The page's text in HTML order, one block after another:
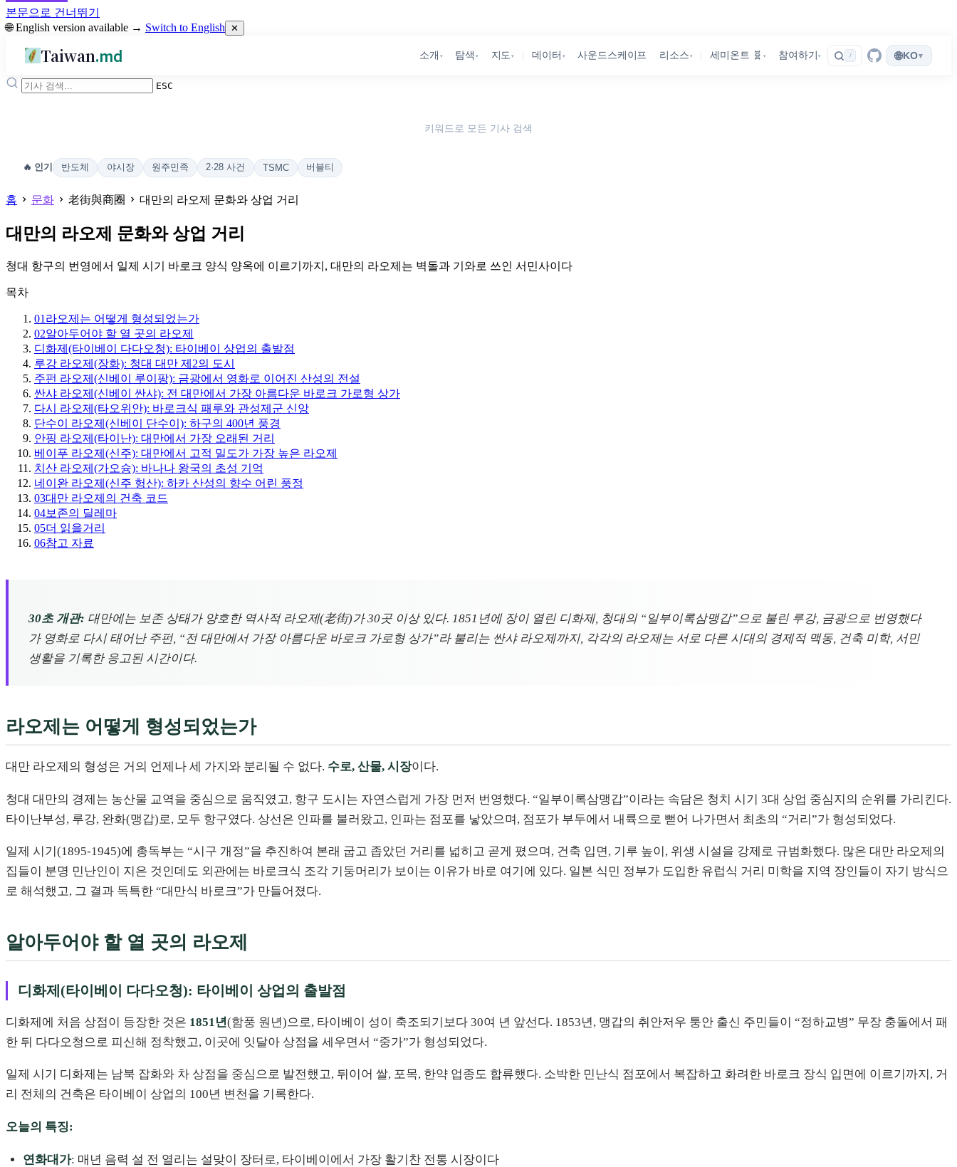
본문으로 건너뛰기
🌐 English version available → Switch to English ✕
Taiwan.md 소개 ▾ 탐색 ▾ 지도 ▾ 데이터 ▾ 사운드스케이프 리소스 ▾ 세미온트 🧬 ▾ 참여하기 ▾ / 🌐KO▾
ESC
키워드로 모든 기사 검색
🔥 인기 반도체 야시장 원주민족 2·28 사건 TSMC 버블티
홈 문화 老街與商圈 대만의 라오제 문화와 상업 거리
대만의 라오제 문화와 상업 거리
청대 항구의 번영에서 일제 시기 바로크 양식 양옥에 이르기까지, 대만의 라오제는 벽돌과 기와로 쓰인 서민사이다
목차
01 라오제는 어떻게 형성되었는가
02알아두어야 할 열 곳의 라오제
디화제(타이베이 다다오청): 타이베이 상업의 출발점
루강 라오제(장화): 청대 대만 제2의 도시
주펀 라오제(신베이 루이팡): 금광에서 영화로 이어진 산성의 전설
싼샤 라오제(신베이 싼샤): 전 대만에서 가장 아름다운 바로크 가로형 상가
다시 라오제(타오위안): 바로크식 패루와 관성제군 신앙
단수이 라오제(신베이 단수이): 하구의 400년 풍경
안핑 라오제(타이난): 대만에서 가장 오래된 거리
베이푸 라오제(신주): 대만에서 고적 밀도가 가장 높은 라오제
치산 라오제(가오슝): 바나나 왕국의 초성 기억
네이완 라오제(신주 헝산): 하카 산성의 향수 어린 풍정
03대만 라오제의 건축 코드
04보존의 딜레마
05더 읽을거리
06참고 자료
30초 개관: 대만에는 보존 상태가 양호한 역사적 라오제(老街)가 30곳 이상 있다. 1851년에 장이 열린 디화제, 청대의 “일부이록삼맹갑”으로 불린 루강, 금광으로 번영했다
가 영화로 다시 태어난 주펀, “전 대만에서 가장 아름다운 바로크 가로형 상가”라 불리는 싼샤 라오제까지, 각각의 라오제는 서로 다른 시대의 경제적 맥동, 건축 미학, 서민
생활을 기록한 응고된 시간이다.
라오제는 어떻게 형성되었는가
대만 라오제의 형성은 거의 언제나 세 가지와 분리될 수 없다. 수로, 산물, 시장이다.
청대 대만의 경제는 농산물 교역을 중심으로 움직였고, 항구 도시는 자연스럽게 가장 먼저 번영했다. “일부이록삼맹갑”이라는 속담은 청치 시기 3대 상업 중심지의 순위를 가리킨다.
타이난부성, 루강, 완화(맹갑)로, 모두 항구였다. 상선은 인파를 불러왔고, 인파는 점포를 낳았으며, 점포가 부두에서 내륙으로 뻗어 나가면서 최초의 “거리”가 형성되었다.
일제 시기(1895-1945)에 총독부는 “시구 개정”을 추진하여 본래 굽고 좁았던 거리를 넓히고 곧게 폈으며, 건축 입면, 기루 높이, 위생 시설을 강제로 규범화했다. 많은 대만 라오제의
집들이 분명 민난인이 지은 것인데도 외관에는 바로크식 조각 기둥머리가 보이는 이유가 바로 여기에 있다. 일본 식민 정부가 도입한 유럽식 거리 미학을 지역 장인들이 자기 방식으
로 해석했고, 그 결과 독특한 “대만식 바로크”가 만들어졌다.
알아두어야 할 열 곳의 라오제
디화제(타이베이 다다오청): 타이베이 상업의 출발점
디화제에 처음 상점이 등장한 것은 1851년(함풍 원년)으로, 타이베이 성이 축조되기보다 30여 년 앞선다. 1853년, 맹갑의 취안저우 퉁안 출신 주민들이 “정하교병” 무장 충돌에서 패
한 뒤 다다오청으로 피신해 정착했고, 이곳에 잇달아 상점을 세우면서 “중가”가 형성되었다.
일제 시기 디화제는 남북 잡화와 차 상점을 중심으로 발전했고, 뒤이어 쌀, 포목, 한약 업종도 합류했다. 소박한 민난식 점포에서 복잡하고 화려한 바로크 장식 입면에 이르기까지, 거
리 전체의 건축은 타이베이 상업의 100년 변천을 기록한다.
오늘의 특징:
연화대가: 매년 음력 설 전 열리는 설맞이 장터로, 타이베이에서 가장 활기찬 전통 시장이다